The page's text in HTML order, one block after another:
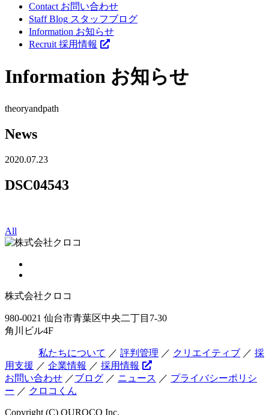
Contact お問い合わせ
Staff Blog スタッフブログ
Information お知らせ
Recruit 採用情報
Information お知らせ
theoryandpath
News
2020.07.23
DSC04543
All
株式会社クロコ
980-0021 仙台市青葉区中央二丁目7-30
角川ビル4F
私たちについて ／ 評判管理 ／ クリエイティブ ／ 採
用支援 ／ 企業情報 ／ 採用情報
お問い合わせ ／ブログ ／ ニュース ／ プライバシーポリシ
ー ／ クロコくん
Copyright (C) QUROCO Inc.